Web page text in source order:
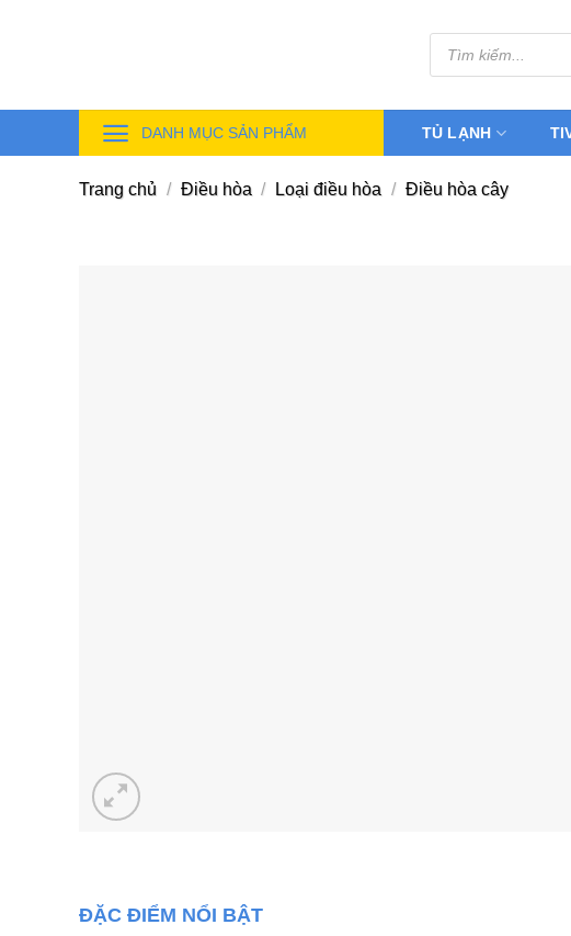
Tìm
kiếm
sản
DANH MỤC SẢN PHẨM TỦ LẠNH
Trang chủ / Điều hòa / Loại điều hòa / Điều hòa cây
ĐẶC ĐIỂM NỔI BẬT